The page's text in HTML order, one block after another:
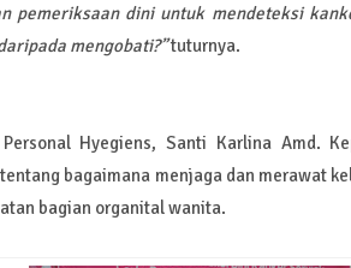
pemeriksaan dini untuk mendeteksi
mengobati?”tuturnya.
Hyegiens, Santi Karlina Amd.
bagaimana menjaga dan merawat
bagian organital wanita.